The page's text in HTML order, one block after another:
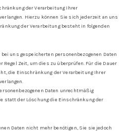
der Verarbeitung Ihrer
Hierzu können Sie sich jederzeit an uns
der Verarbeitung besteht in folgenden
uns gespeicherten personenbezogenen Daten
Regel Zeit, um dies zu überprüfen. Für die Dauer
die Einschränkung der Verarbeitung Ihrer
Daten unrechtmäßig
statt der Löschung die Einschränkung der
Daten nicht mehr benötigen, Sie sie jedoch